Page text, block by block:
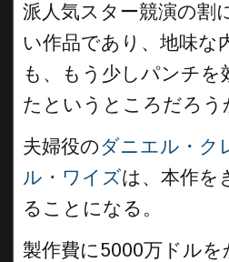
派人気スター競演の割
い作品であり、地味な
も、もう少しパンチを
たというところだろう
夫婦役のダニエル・ク
ル・ワイズは、本作を
ることになる。
製作費に5000万ドル